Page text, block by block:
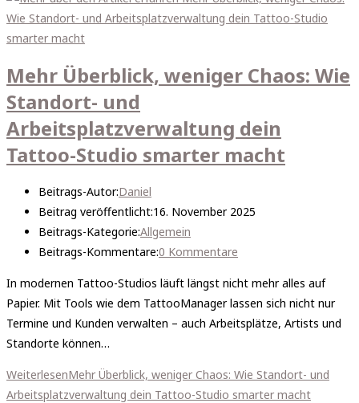
Mehr Überblick, weniger Chaos: Wie
Standort- und
Arbeitsplatzverwaltung dein
Tattoo-Studio smarter macht
Beitrags-Autor:Daniel
Beitrag veröffentlicht:16. November 2025
Beitrags-Kategorie:Allgemein
Beitrags-Kommentare:0 Kommentare
In modernen Tattoo-Studios läuft längst nicht mehr alles auf
Papier. Mit Tools wie dem TattooManager lassen sich nicht nur
Termine und Kunden verwalten – auch Arbeitsplätze, Artists und
Standorte können…
WeiterlesenMehr Überblick, weniger Chaos: Wie Standort- und
Arbeitsplatzverwaltung dein Tattoo-Studio smarter macht